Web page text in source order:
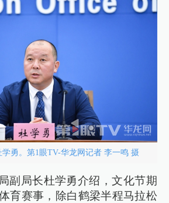
勇。第1眼TV-华龙网记者 李一鸣 摄
副局长杜学勇介绍，文化节期
育赛事，除白鹤梁半程马拉松